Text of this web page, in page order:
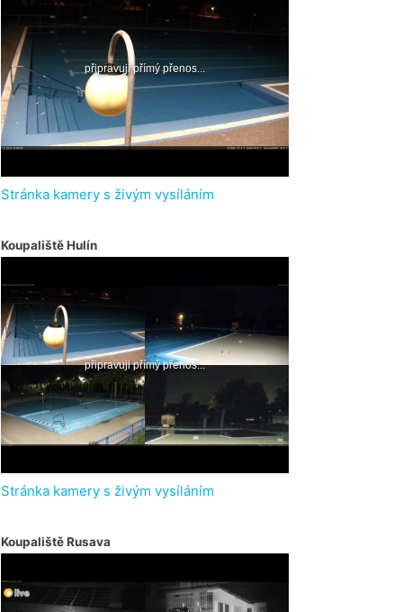
Stránka kamery s živým vysíláním
Koupaliště Hulín
Stránka kamery s živým vysíláním
Koupaliště Rusava